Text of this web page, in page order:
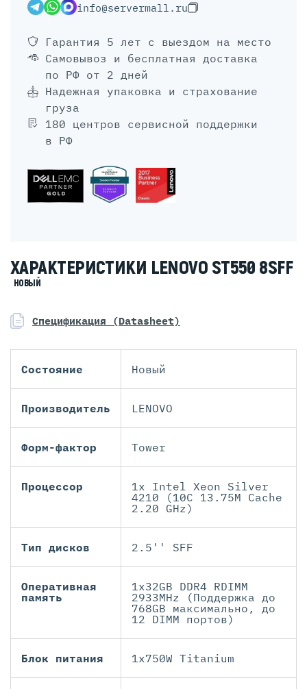
info@servermall.ru
Гарантия 5 лет с выездом на место
Самовывоз и бесплатная доставка
по РФ от 2 дней
Надежная упаковка и страхование
груза
180 центров сервисной поддержки
в РФ
ХАРАКТЕРИСТИКИ LENOVO ST550 8SFF
НОВЫЙ
Спецификация (Datasheet)
Состояние Новый
Производитель LENOVO
Форм-фактор Tower
Процессор
1x Intel Xeon Silver
4210 (10C 13.75M Cache
2.20 GHz)
Тип дисков 2.5'' SFF
Оперативная
память
1x32GB DDR4 RDIMM
2933MHz (Поддержка до
768GB максимально, до
12 DIMM портов)
Блок питания 1x750W Titanium